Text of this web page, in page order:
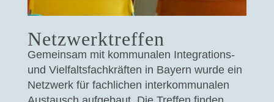
Netzwerktreffen
Gemeinsam mit kommunalen Integrations-
und Vielfaltsfachkräften in Bayern wurde ein
Netzwerk für fachlichen interkommunalen